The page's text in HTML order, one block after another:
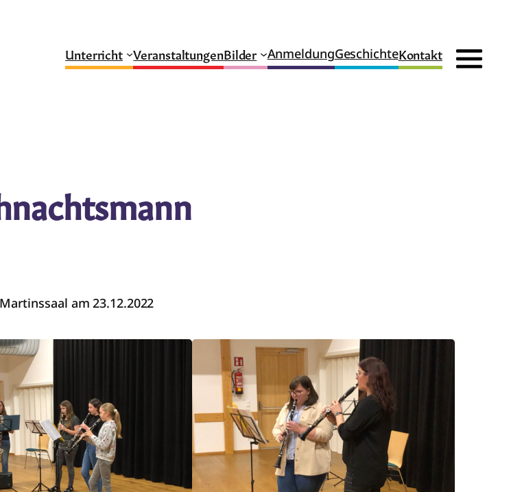
Unterricht VeranstaltungenBilder AnmeldungGeschichteKontakt
am 23.12.2022